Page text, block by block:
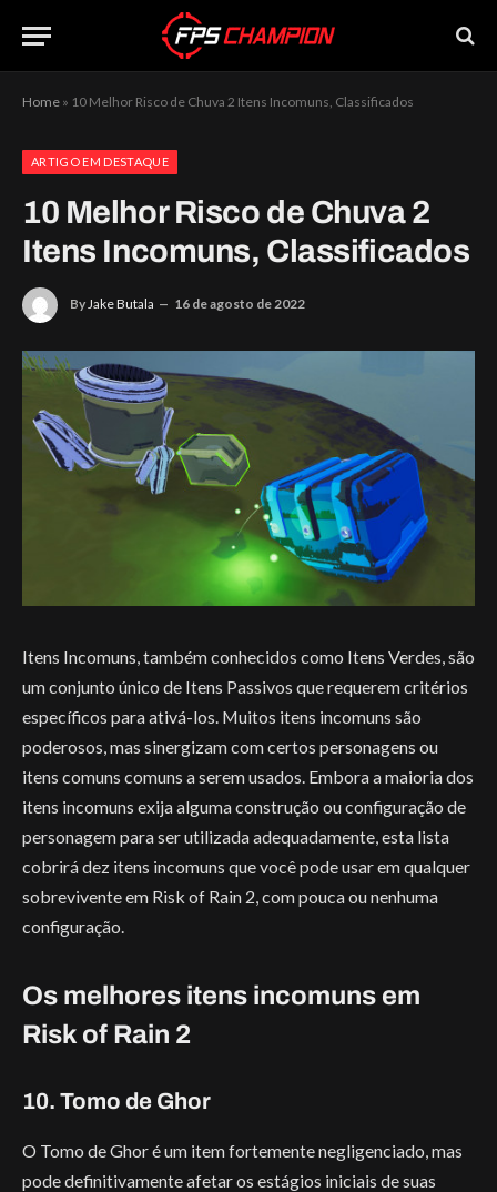
Home » 10 Melhor Risco de Chuva 2 Itens Incomuns, Classificados
ARTIGO EM DESTAQUE
10 Melhor Risco de Chuva 2
Itens Incomuns, Classificados
ByJake Butala 16 de agosto de 2022
Itens Incomuns, também conhecidos como Itens Verdes, são
um conjunto único de Itens Passivos que requerem critérios
específicos para ativá-los. Muitos itens incomuns são
poderosos, mas sinergizam com certos personagens ou
itens comuns comuns a serem usados. Embora a maioria dos
itens incomuns exija alguma construção ou configuração de
personagem para ser utilizada adequadamente, esta lista
cobrirá dez itens incomuns que você pode usar em qualquer
sobrevivente em Risk of Rain 2, com pouca ou nenhuma
configuração.
Os melhores itens incomuns em
Risk of Rain 2
10. Tomo de Ghor
O Tomo de Ghor é um item fortemente negligenciado, mas
pode definitivamente afetar os estágios iniciais de suas